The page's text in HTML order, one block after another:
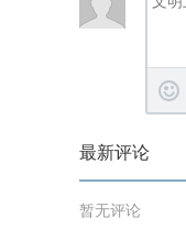
最新评论
暂无评论